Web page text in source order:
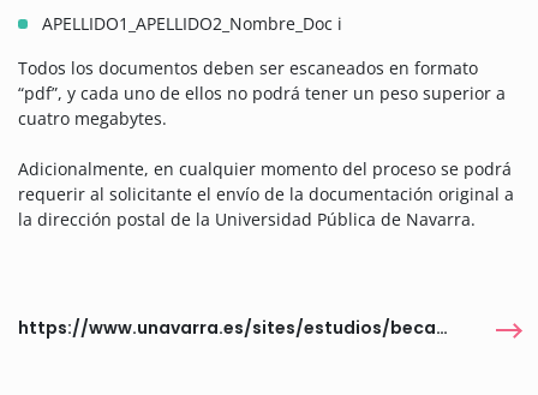
APELLIDO1_APELLIDO2_Nombre_Doc i
Todos los documentos deben ser escaneados en formato
“pdf”, y cada uno de ellos no podrá tener un peso superior a
cuatro megabytes.
Adicionalmente, en cualquier momento del proceso se podrá
requerir al solicitante el envío de la documentación original a
la dirección postal de la Universidad Pública de Navarra.
https://www.unavarra.es/sites/estudios/becas-ayudas-premios/todas.html